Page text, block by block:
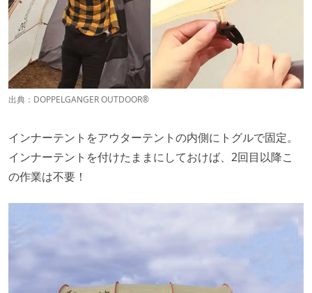
出典： DOPPELGANGER OUTDOOR®
インナーテントをアウターテントの内側にトグルで固定。
インナーテントを付けたままにしておけば、2回目以降こ
の作業は不要！